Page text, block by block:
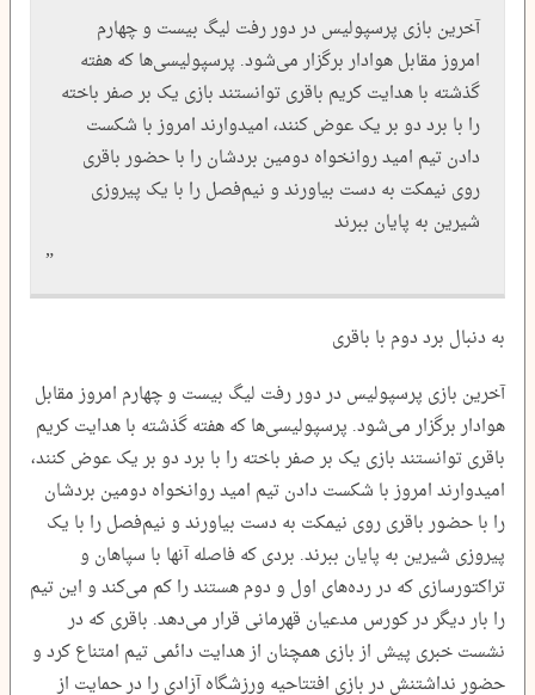
آخرین بازی پرسپولیس در دور رفت لیگ بیست و چهارم
امروز مقابل هوادار برگزار می‌شود. پرسپولیسی‌ها که هفته
گذشته با هدایت کریم باقری توانستند بازی یک بر صفر باخته
را با برد دو بر یک عوض کنند، امیدوارند امروز با شکست
دادن تیم امید روانخواه دومین بردشان را با حضور باقری
روی نیمکت به دست بیاورند و نیم‌فصل را با یک پیروزی
شیرین به پایان ببرند
به دنبال برد دوم با باقری
آخرین بازی پرسپولیس در دور رفت لیگ بیست و چهارم امروز مقابل
هوادار برگزار می‌شود. پرسپولیسی‌ها که هفته گذشته با هدایت کریم
باقری توانستند بازی یک بر صفر باخته را با برد دو بر یک عوض کنند،
امیدوارند امروز با شکست دادن تیم امید روانخواه دومین بردشان
را با حضور باقری روی نیمکت به دست بیاورند و نیم‌فصل را با یک
پیروزی شیرین به پایان ببرند. بردی که فاصله آنها با سپاهان و
تراکتورسازی که در رده‌های اول و دوم هستند را کم می‌کند و این تیم
را بار دیگر در کورس مدعیان قهرمانی قرار می‌دهد. باقری که در
نشست خبری پیش از بازی همچنان از هدایت دائمی تیم امتناع کرد و
حضور نداشتنش در بازی افتتاحیه ورزشگاه آزادی را در حمایت از